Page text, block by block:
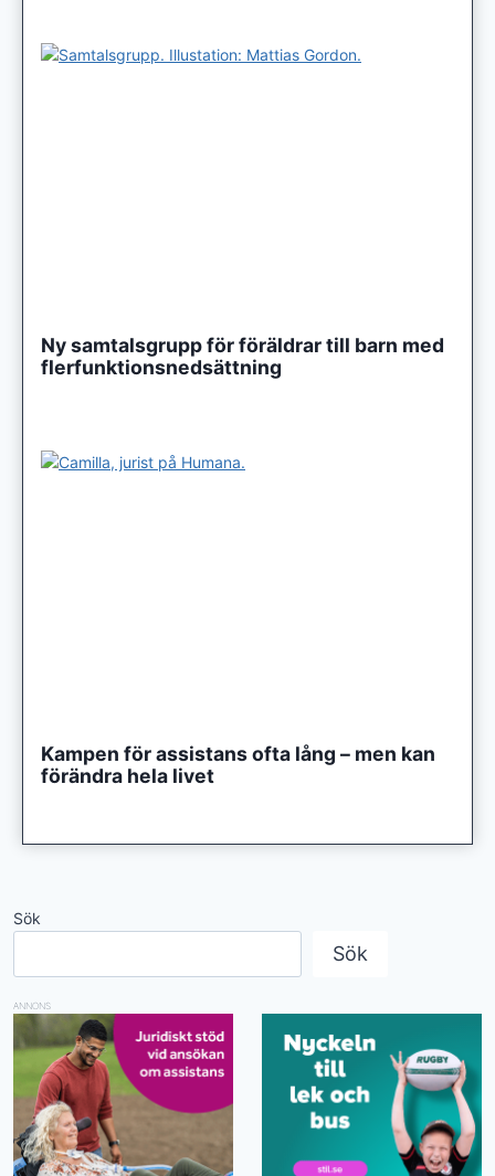
Ny samtalsgrupp för föräldrar till barn med
flerfunktionsnedsättning
Kampen för assistans ofta lång – men kan
förändra hela livet
Sök
Sök
ANNONS